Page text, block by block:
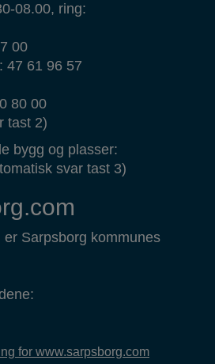
08.00, ring:
00
47 61 96 57
80 00
tast 2)
bygg og plasser:
svar tast 3)
Sarpsborg kommunes
for www.sarpsborg.com